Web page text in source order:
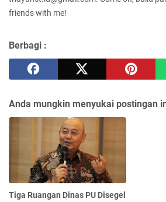
friends with me!
Berbagi :
Anda mungkin menyukai postingan
Tiga Ruangan Dinas PU Disegel